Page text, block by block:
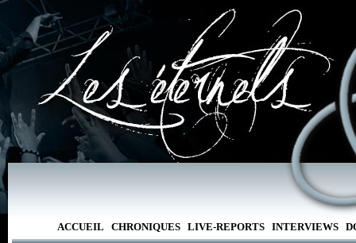
ACCUEIL CHRONIQUES LIVE-REPORTS INTERVIEWS